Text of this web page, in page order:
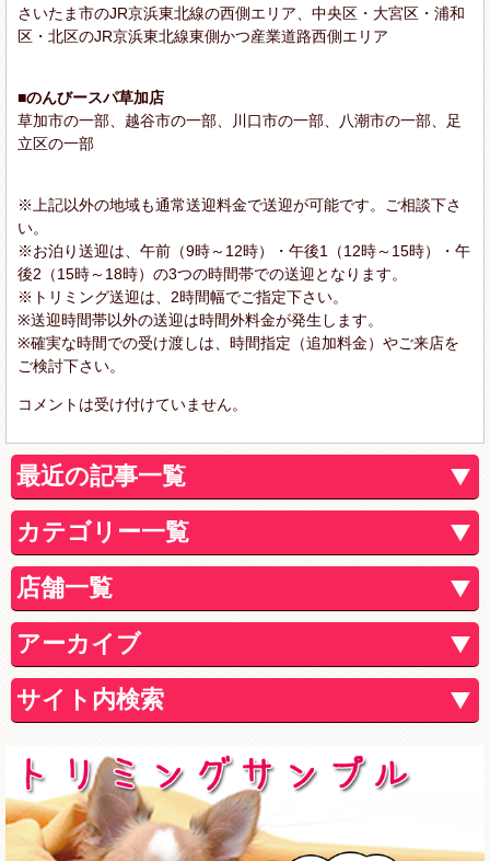
さいたま市のJR京浜東北線の西側エリア、中央区・大宮区・浦和
区・北区のJR京浜東北線東側かつ産業道路西側エリア
■のんびースパ草加店
草加市の一部、越谷市の一部、川口市の一部、八潮市の一部、足
立区の一部
※上記以外の地域も通常送迎料金で送迎が可能です。ご相談下さ
い。
※お泊り送迎は、午前（9時～12時）・午後1（12時～15時）・午
後2（15時～18時）の3つの時間帯での送迎となります。
※トリミング送迎は、2時間幅でご指定下さい。
※送迎時間帯以外の送迎は時間外料金が発生します。
※確実な時間での受け渡しは、時間指定（追加料金）やご来店を
ご検討下さい。
コメントは受け付けていません。
最近の記事一覧
カテゴリー一覧
店舗一覧
アーカイブ
サイト内検索